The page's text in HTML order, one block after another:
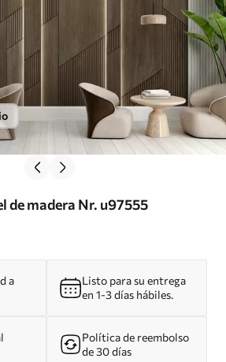
de madera Nr. u97555
a
Listo para su entrega
en 1-3 días hábiles.
Política de reembolso
de 30 días